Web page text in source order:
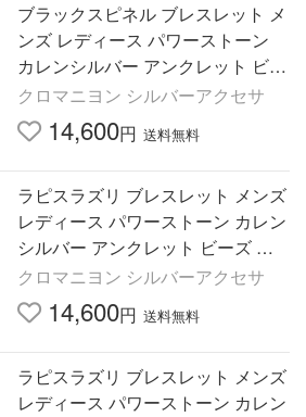
ブラックスピネル ブレスレット メ
ンズ レディース パワーストーン
カレンシルバー アンクレット ビー
ズ 黒 シンプル カレン族
クロマニヨン シルバーアクセサ
14,600円 送料無料
ラピスラズリ ブレスレット メンズ
レディース パワーストーン カレン
シルバー アンクレット ビーズ カ
レン族
クロマニヨン シルバーアクセサ
14,600円 送料無料
ラピスラズリ ブレスレット メンズ
レディース パワーストーン カレン